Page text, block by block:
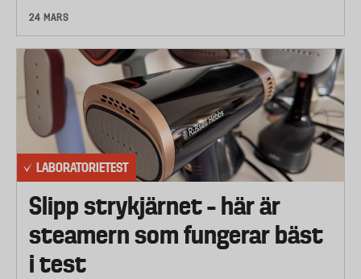
24 MARS
LABORATORIETEST
Slipp strykjärnet – här är
steamern som fungerar bäst
i test